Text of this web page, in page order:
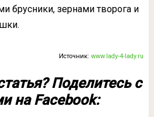
брусники, зернами творога и
Источник:www.lady-4-lady.ru
Поделитесь с
на Facebook: